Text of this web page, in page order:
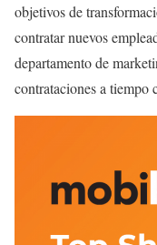
objetivos de
contratar nuevos
departamento de
contrataciones a tiempo